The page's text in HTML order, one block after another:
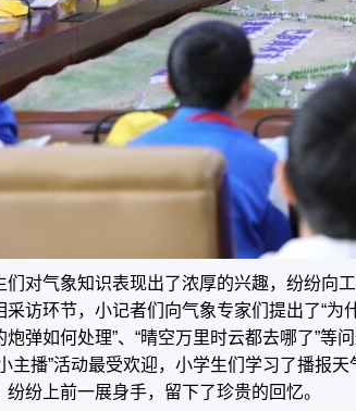
气象知识表现出了浓厚的兴趣，纷纷向工
采访环节，小记者们向气象专家们提出了“为
炮弹如何处理”、“晴空万里时云都去哪了”等
主播”活动最受欢迎，小学生们学习了播报
纷纷上前一展身手，留下了珍贵的回忆。